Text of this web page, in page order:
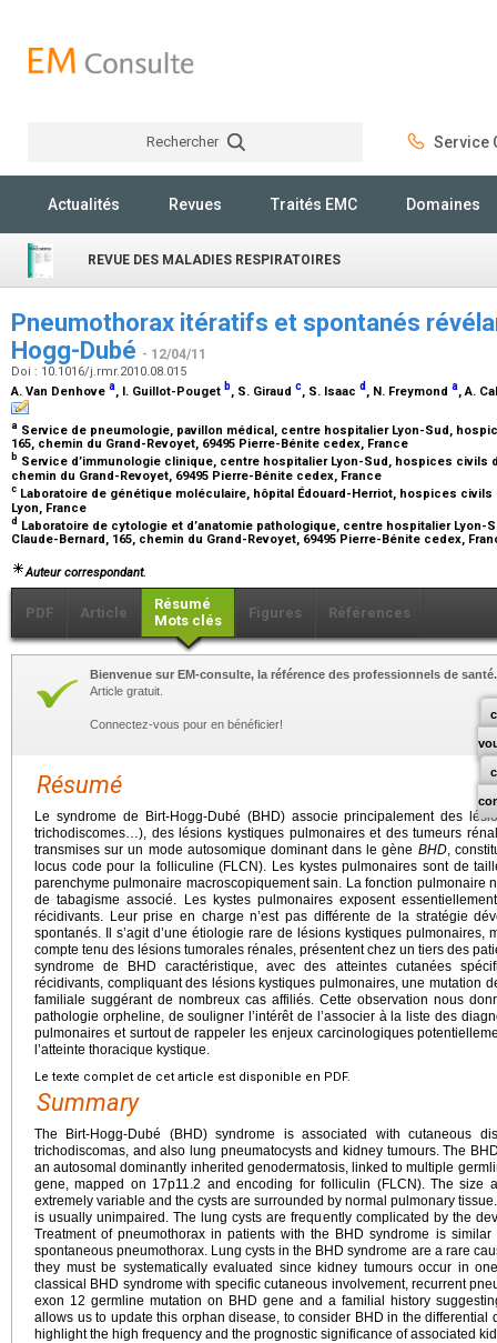
Rechercher Service
Actualités Revues Traités EMC Domaines
REVUE DES MALADIES RESPIRATOIRES
Pneumothorax itératifs et spontanés
Hogg-Dubé - 12/04/11
Doi : 10.1016/j.rmr.2010.08.015
A. Van Denhove a, I. Guillot-Pouget b, S. Giraud c, S. Isaac d , N. Freymond a, A.
a Service de pneumologie, pavillon médical, centre hospitalier Lyon-Sud,
165, chemin du Grand-Revoyet, 69495 Pierre-Bénite cedex, France
b Service d’immunologie clinique, centre hospitalier Lyon-Sud, hospices civils
chemin du Grand-Revoyet, 69495 Pierre-Bénite cedex, France
c Laboratoire de génétique moléculaire, hôpital Édouard-Herriot, hospices civils
Lyon, France
d Laboratoire de cytologie et d’anatomie pathologique, centre hospitalier
Claude-Bernard, 165, chemin du Grand-Revoyet, 69495 Pierre-Bénite cedex,
Auteur correspondant.
PDF Article
Résumé
Mots clés
Figures Références
Bienvenue sur EM-consulte, la référence des professionnels de santé.
Article gratuit.
Connectez-vous pour en bénéficier!
Résumé
Le syndrome de Birt-Hogg-Dubé (BHD) associe principalement des
trichodiscomes…), des lésions kystiques pulmonaires et des tumeurs
transmises sur un mode autosomique dominant dans le gène BHD,
locus code pour la folliculine (FLCN). Les kystes pulmonaires sont de
parenchyme pulmonaire macroscopiquement sain. La fonction pulmonaire
de tabagisme associé. Les kystes pulmonaires exposent
récidivants. Leur prise en charge n’est pas différente de la stratégie
spontanés. Il s’agit d’une étiologie rare de lésions kystiques pulmonaires,
compte tenu des lésions tumorales rénales, présentent chez un tiers des
syndrome de BHD caractéristique, avec des atteintes cutanées
récidivants, compliquant des lésions kystiques pulmonaires, une mutation
familiale suggérant de nombreux cas affiliés. Cette observation nous
pathologie orpheline, de souligner l’intérêt de l’associer à la liste des
pulmonaires et surtout de rappeler les enjeux carcinologiques
l’atteinte thoracique kystique.
Le texte complet de cet article est disponible en PDF.
Summary
The Birt-Hogg-Dubé (BHD) syndrome is associated with cutaneous
trichodiscomas, and also lung pneumatocysts and kidney tumours. The
an autosomal dominantly inherited genodermatosis, linked to multiple
gene, mapped on 17p11.2 and encoding for folliculin (FLCN). The size
extremely variable and the cysts are surrounded by normal pulmonary
is usually unimpaired. The lung cysts are frequently complicated by the
Treatment of pneumothorax in patients with the BHD syndrome is
spontaneous pneumothorax. Lung cysts in the BHD syndrome are a rare
they must be systematically evaluated since kidney tumours occur in
classical BHD syndrome with specific cutaneous involvement, recurrent
exon 12 germline mutation on BHD gene and a familial history
allows us to update this orphan disease, to consider BHD in the differential
highlight the high frequency and the prognostic significance of associated